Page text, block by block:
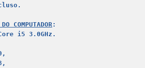
COMPUTADOR:
i5 3.0GHz.